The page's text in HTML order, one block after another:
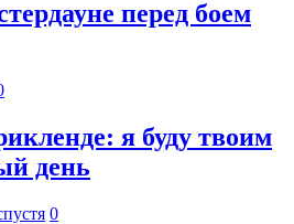
перед боем
я буду твоим
день
0